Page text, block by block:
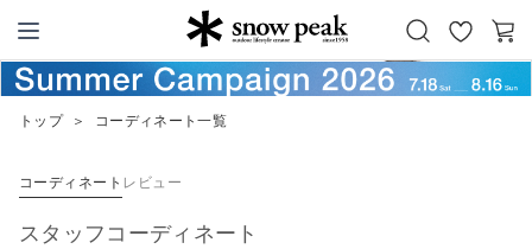
Snow Peak
お
気
カ
ー
トップ ＞ コーディネート一覧
コーディネート レビュー
スタッフコーディネート